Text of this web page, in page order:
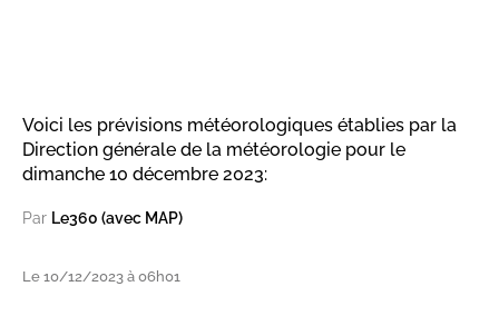
Voici les prévisions météorologiques établies par la
Direction générale de la météorologie pour le
dimanche 10 décembre 2023:
Par Le360 (avec MAP)
Le 10/12/2023 à 06h01